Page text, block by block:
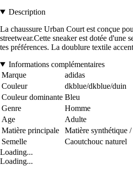
Description
La chaussure Urban Court est conçue
streetwear.Cette sneaker est dotée
tes préférences. La doublure textile
Informations complémentaires
Marque
adidas
Couleur
dkblue/dkblue/duin
Couleur dominante Bleu
Genre
Homme
Age
Adulte
Matière principale
Matière synthétique
Semelle
Caoutchouc naturel
Loading...
Loading...